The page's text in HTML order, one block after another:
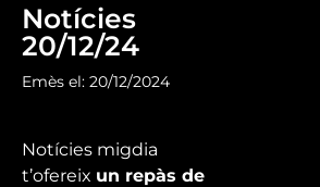
Notícies
20/12/24
Emès el: 20/12/2024
Notícies migdia
t’ofereix un repàs de